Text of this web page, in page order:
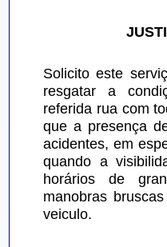
Solicito este
resgatar a
referida rua com
que a presença
acidentes, em
quando a
horários de
manobras
veiculo.